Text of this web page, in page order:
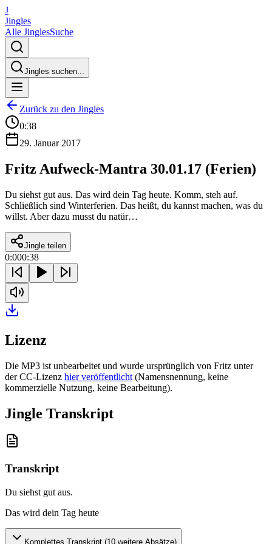
J
Jingles
Alle JinglesSuche
Jingles suchen...
Zurück zu den Jingles
0:38
29. Januar 2017
Fritz Aufweck-Mantra 30.01.17 (Ferien)
Du siehst gut aus. Das wird dein Tag heute. Komm, steh auf.
Schließlich sind Winterferien. Das heißt, du kannst machen, was du
willst. Aber dazu musst du natür…
Jingle teilen
0:000:38
Lizenz
Die MP3 ist unbearbeitet und wurde ursprünglich von Fritz unter
der CC-Lizenz hier veröffentlicht (Namensnennung, keine
kommerzielle Nutzung, keine Bearbeitung).
Jingle Transkript
Transkript
Du siehst gut aus.
Das wird dein Tag heute
Komplettes Transkript (10 weitere Absätze)